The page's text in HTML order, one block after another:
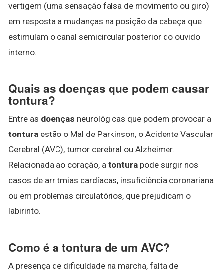
vertigem (uma sensação falsa de movimento ou giro)
em resposta a mudanças na posição da cabeça que
estimulam o canal semicircular posterior do ouvido
interno.
Quais as doenças que podem causar
tontura?
Entre as doenças neurológicas que podem provocar a
tontura estão o Mal de Parkinson, o Acidente Vascular
Cerebral (AVC), tumor cerebral ou Alzheimer.
Relacionada ao coração, a tontura pode surgir nos
casos de arritmias cardíacas, insuficiência coronariana
ou em problemas circulatórios, que prejudicam o
labirinto.
Como é a tontura de um AVC?
A presença de dificuldade na marcha, falta de